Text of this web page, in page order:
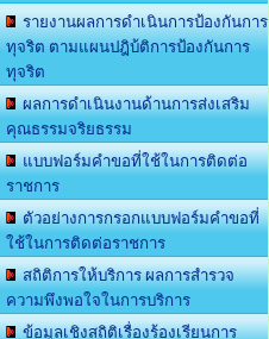
รายงานผลการดำเนินการป้องกันการ
ทุจริต ตามแผนปฎิบ้ติการป้องกันการ
ทุจริต
ผลการดำเนินงานด้านการส่งเสริม
คุณธรรมจริยธรรม
แบบฟอร์มคำขอที่ใช้ในการติดต่อ
ราชการ
ตัวอย่างการกรอกแบบฟอร์มคำขอที่
ใช้ในการติดต่อราชการ
สถิติการให้บริการ ผลการสำรวจ
ความพึงพอใจในการบริการ
ข้อมูลเชิงสถิติเรื่องร้องเรียนการ